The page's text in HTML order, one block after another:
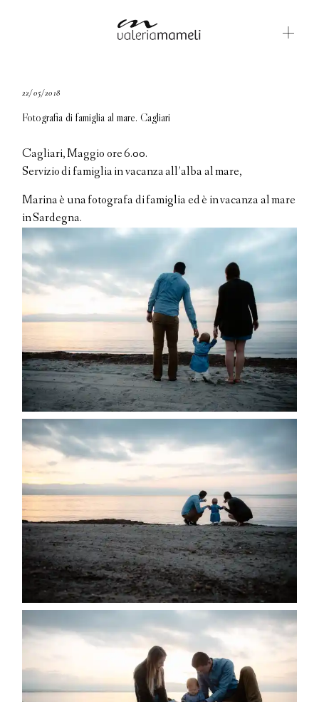
22/05/2018
Fotografia di famiglia al mare. Cagliari
Cagliari, Maggio ore 6.00.
Servizio di famiglia in vacanza all’alba al mare,
Marina è una fotografa di famiglia ed è in vacanza al mare
in Sardegna.
GALLERIE
BLOG
CONTATTI
ENGLISH